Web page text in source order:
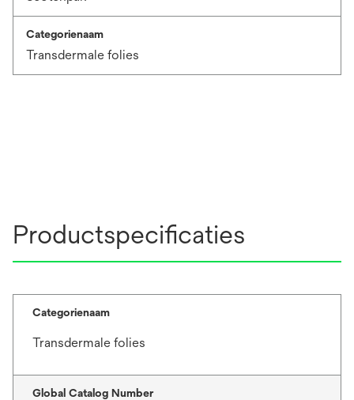
Categorienaam
Transdermale folies
Productspecificaties
Categorienaam
Transdermale folies
Global Catalog Number